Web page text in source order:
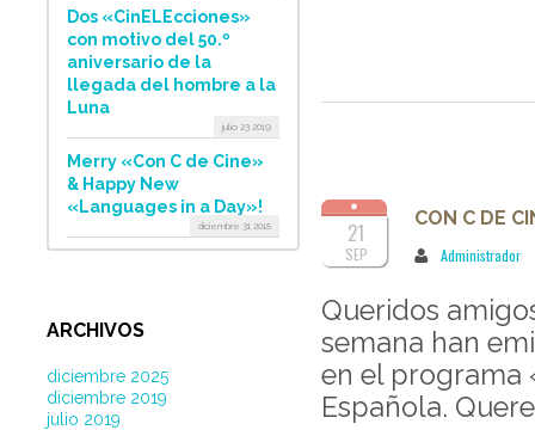
Dos «CinELEcciones»
con motivo del 50.º
aniversario de la
llegada del hombre a la
Luna
julio 23 2019
Merry «Con C de Cine»
& Happy New
«Languages in a Day»!
diciembre 31 2018
ARCHIVOS
diciembre 2025
diciembre 2019
julio 2019
21
SEP
CON C DE
Administrador
Queridos
semana han
en el programa
Española.